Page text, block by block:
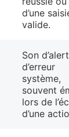
d’une
valide.
Son
d’erreur
système,
souvent
lors de
d’une